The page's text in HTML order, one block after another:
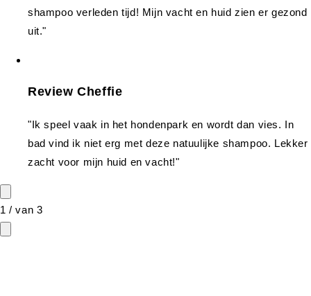
shampoo verleden tijd! Mijn vacht en huid zien er gezond
uit."
Review Cheffie
"Ik speel vaak in het hondenpark en wordt dan vies. In
bad vind ik niet erg met deze natuulijke shampoo. Lekker
zacht voor mijn huid en vacht!"
1 /van 3